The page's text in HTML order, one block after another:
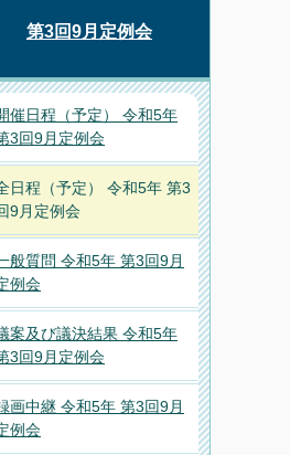
第3回9月定例会
催日程（予定） 令和5年
3回9月定例会
日程（予定） 令和5年 第3
9月定例会
般質問 令和5年 第3回9月
例会
案及び議決結果 令和5年
3回9月定例会
画中継 令和5年 第3回9月
例会